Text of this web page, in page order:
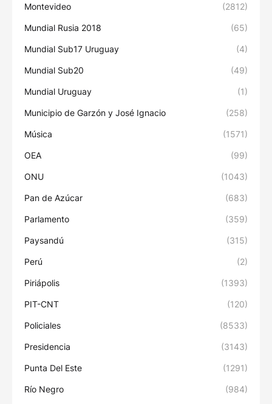
Montevideo (2812)
Mundial Rusia 2018 (65)
Mundial Sub17 Uruguay (4)
Mundial Sub20 (49)
Mundial Uruguay (1)
Municipio de Garzón y José Ignacio (258)
Música (1571)
OEA (99)
ONU (1043)
Pan de Azúcar (683)
Parlamento (359)
Paysandú (315)
Perú (2)
Piriápolis (1393)
PIT-CNT (120)
Policiales (8533)
Presidencia (3143)
Punta Del Este (1291)
Río Negro (984)